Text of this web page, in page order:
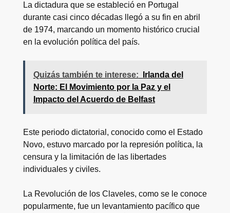
La dictadura que se estableció en Portugal
durante casi cinco décadas llegó a su fin en abril
de 1974, marcando un momento histórico crucial
en la evolución política del país.
Quizás también te interese:
Irlanda del
Norte: El Movimiento por la Paz y el
Impacto del Acuerdo de Belfast
Este periodo dictatorial, conocido como el Estado
Novo, estuvo marcado por la represión política, la
censura y la limitación de las libertades
individuales y civiles.
La Revolución de los Claveles, como se le conoce
popularmente, fue un levantamiento pacífico que